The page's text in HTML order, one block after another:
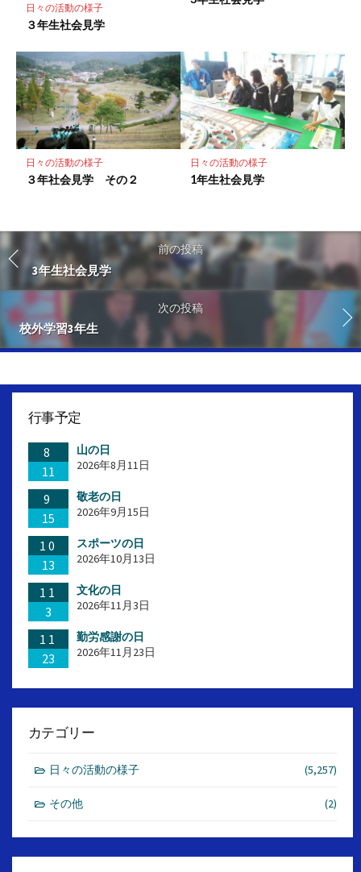
日々の活動の様子
３年生社会見学
日々の活動の様子
３年社会見学 その２
日々の活動の様子
1年生社会見学
前の投稿
3年生社会見学
次の投稿
校外学習3年生
行事予定
8
11
山の日
2026年8月11日
9
15
敬老の日
2026年9月15日
10
13
スポーツの日
2026年10月13日
11
3
文化の日
2026年11月3日
11
23
勤労感謝の日
2026年11月23日
カテゴリー
日々の活動の様子 (5,257)
その他 (2)